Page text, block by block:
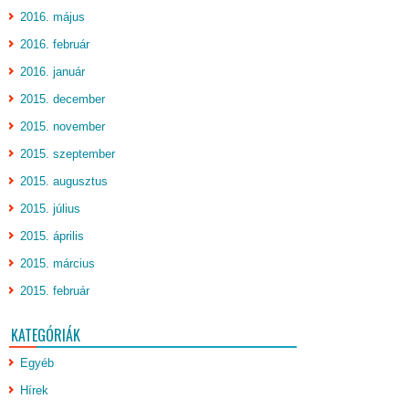
2016. május
2016. február
2016. január
2015. december
2015. november
2015. szeptember
2015. augusztus
2015. július
2015. április
2015. március
2015. február
KATEGÓRIÁK
Egyéb
Hírek